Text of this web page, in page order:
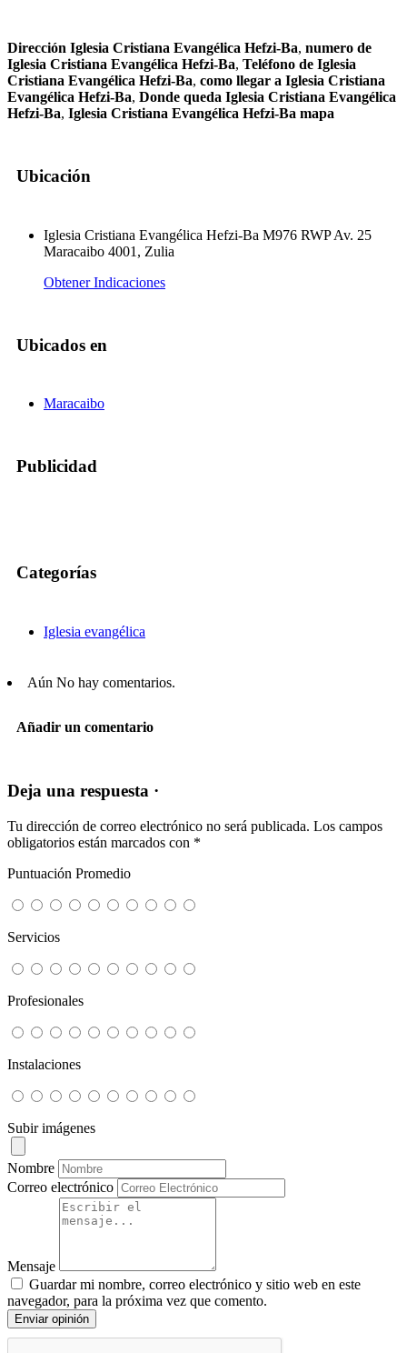
Dirección Iglesia Cristiana Evangélica Hefzi-Ba, numero de
Iglesia Cristiana Evangélica Hefzi-Ba, Teléfono de Iglesia
Cristiana Evangélica Hefzi-Ba, como llegar a Iglesia Cristiana
Evangélica Hefzi-Ba, Donde queda Iglesia Cristiana Evangélica
Hefzi-Ba, Iglesia Cristiana Evangélica Hefzi-Ba mapa
Ubicación
Iglesia Cristiana Evangélica Hefzi-Ba M976 RWP Av. 25
Maracaibo 4001, Zulia
Obtener Indicaciones
Ubicados en
Maracaibo
Publicidad
Categorías
Iglesia evangélica
Aún No hay comentarios.
Añadir un comentario
Deja una respuesta ·
Tu dirección de correo electrónico no será publicada. Los campos
obligatorios están marcados con *
Puntuación Promedio
Servicios
Profesionales
Instalaciones
Subir imágenes
Nombre
Correo electrónico
Mensaje
Guardar mi nombre, correo electrónico y sitio web en este
navegador, para la próxima vez que comento.
Enviar opinión